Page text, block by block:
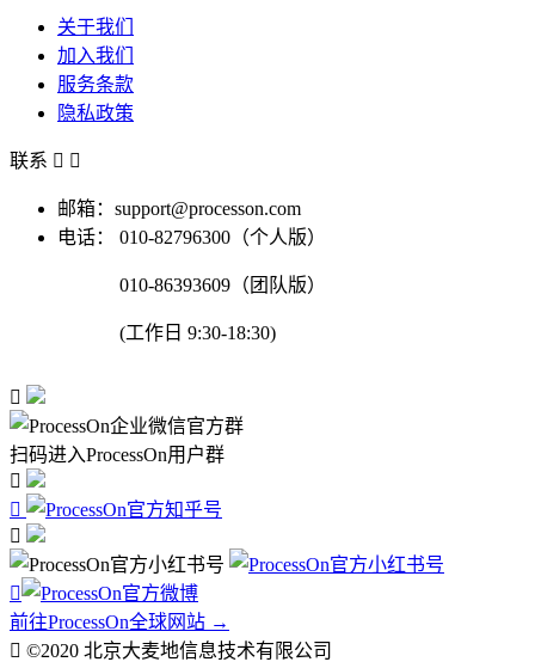
关于我们
加入我们
服务条款
隐私政策
联系  
邮箱：support@processon.com
电话：
010-82796300（个人版）
010-86393609（团队版）
(工作日 9:30-18:30)

扫码进入ProcessOn用户群




前往ProcessOn全球网站 →
 ©2020 北京大麦地信息技术有限公司